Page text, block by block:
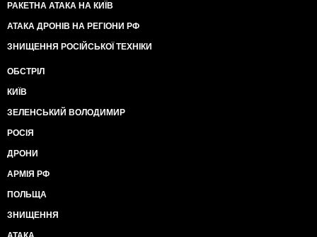
РАКЕТНА АТАКА НА КИЇВ
АТАКА ДРОНІВ НА РЕГІОНИ РФ
ЗНИЩЕННЯ РОСІЙСЬКОЇ ТЕХНІКИ
ОБСТРІЛ
КИЇВ
ЗЕЛЕНСЬКИЙ ВОЛОДИМИР
РОСІЯ
ДРОНИ
АРМІЯ РФ
ПОЛЬЩА
ЗНИЩЕННЯ